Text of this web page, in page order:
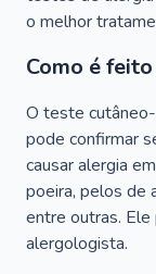
o melhor
Como é
O teste
pode confirmar
causar alergia
poeira, pelos de
entre outras.
alergologista.